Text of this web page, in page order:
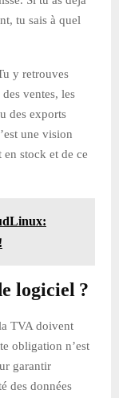
tu sais à quel
y retrouves
ventes, les
des exports
une vision
stock et de ce
logiciel ?
TVA doivent
obligation n’est
garantir
des données